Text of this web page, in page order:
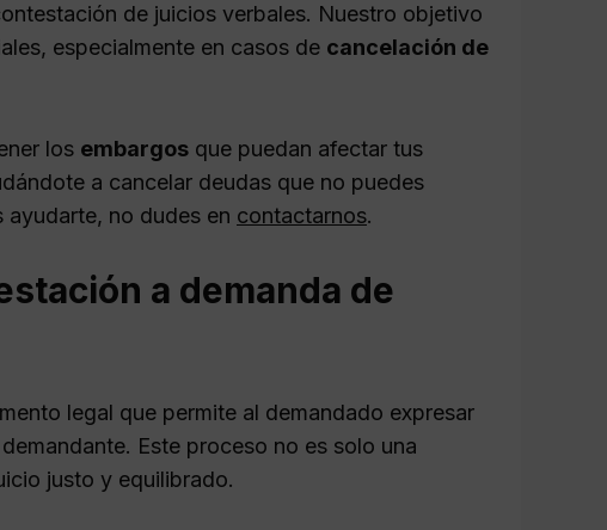
de juicios verbales. Nuestro objetivo
especialmente en casos de cancelación de
los embargos que puedan afectar tus
a cancelar deudas que no puedes
no dudes en contactarnos.
a demanda de
legal que permite al demandado expresar
Este proceso no es solo una
justo y equilibrado.